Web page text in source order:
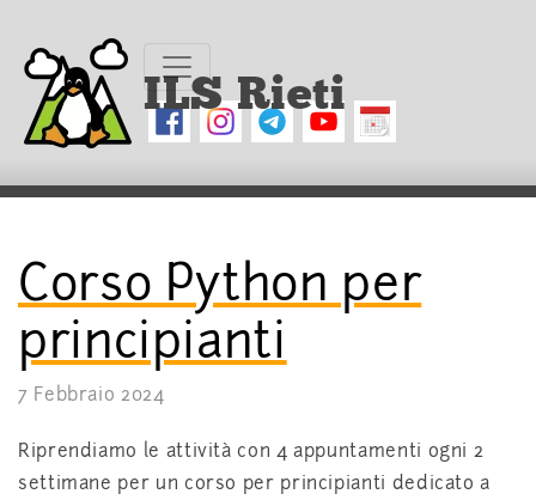
ILS Rieti
Corso Python per
principianti
7 Febbraio 2024
Riprendiamo le attività con 4 appuntamenti ogni 2
settimane per un corso per principianti dedicato a